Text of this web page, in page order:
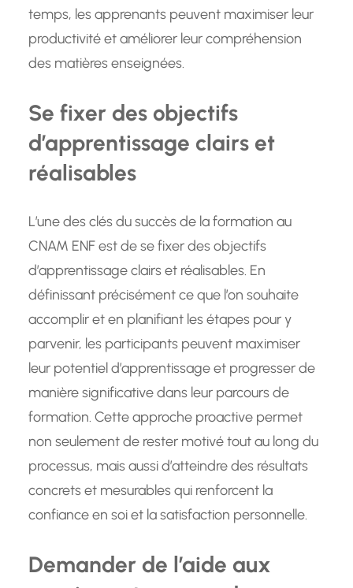
temps, les apprenants peuvent maximiser leur
productivité et améliorer leur compréhension
des matières enseignées.
Se fixer des objectifs
d’apprentissage clairs et
réalisables
L’une des clés du succès de la formation au
CNAM ENF est de se fixer des objectifs
d’apprentissage clairs et réalisables. En
définissant précisément ce que l’on souhaite
accomplir et en planifiant les étapes pour y
parvenir, les participants peuvent maximiser
leur potentiel d’apprentissage et progresser de
manière significative dans leur parcours de
formation. Cette approche proactive permet
non seulement de rester motivé tout au long du
processus, mais aussi d’atteindre des résultats
concrets et mesurables qui renforcent la
confiance en soi et la satisfaction personnelle.
Demander de l’aide aux